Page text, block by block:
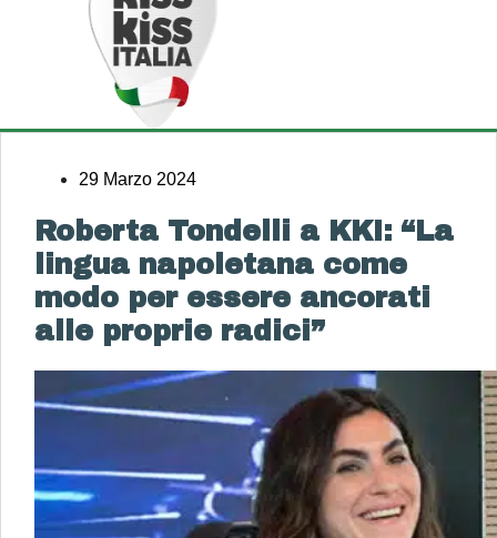
29 Marzo 2024
Roberta Tondelli a KKI: “La
lingua napoletana come
modo per essere ancorati
alle proprie radici”